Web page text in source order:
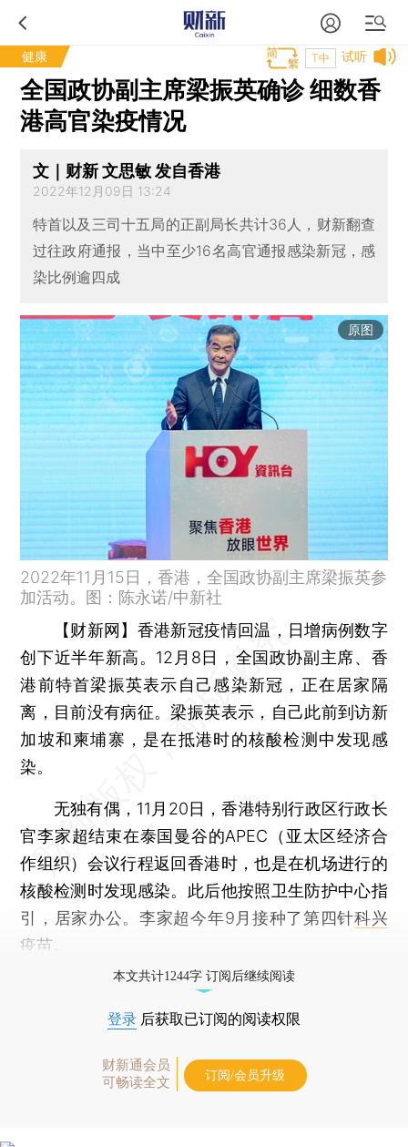
健康 试听
T中
全国政协副主席梁振英确诊 细数香
港高官染疫情况
文｜财新 文思敏 发自香港
2022年12月09日 13:24
特首以及三司十五局的正副局长共计36人，财新翻查
过往政府通报，当中至少16名高官通报感染新冠，感
染比例逾四成
原图
2022年11月15日，香港，全国政协副主席梁振英参
加活动。图：陈永诺/中新社
【财新网】 香港新冠疫情回温，日增病例数字
创下近半年新高。12月8日，全国政协副主席、香
港前特首梁振英表示自己感染新冠，正在居家隔
离，目前没有病征。梁振英表示，自己此前到访新
加坡和柬埔寨，是在抵港时的核酸检测中发现感
染。
无独有偶，11月20日，香港特别行政区行政长
官李家超结束在泰国曼谷的APEC（亚太区经济合
作组织）会议行程返回香港时，也是在机场进行的
核酸检测时发现感染。此后他按照卫生防护中心指
引，居家办公。李家超今年9月接种了第四针科兴
疫苗。
本文共计1244字 订阅后继续阅读
登录 后获取已订阅的阅读权限
财新通会员
可畅读全文
订阅/会员升级